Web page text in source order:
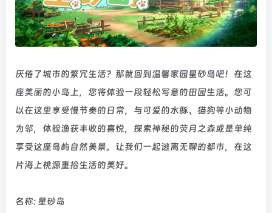
厌倦了城市的繁冗生活？那就回到温馨家园星砂岛吧！在这
座美丽的小岛上，您将体验一段轻松写意的田园生活。您可
以在这里享受慢节奏的日常，与可爱的水豚、猫狗等小动物
为邻，体验渔获丰收的喜悦，探索神秘的荧月之森或是单纯
享受这座岛屿自然美景。让我们一起逃离无聊的都市，在这
片海上桃源重拾生活的美好。
名称: 星砂岛